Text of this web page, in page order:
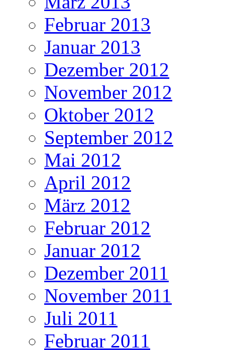
Februar 2013
Januar 2013
Dezember 2012
November 2012
Oktober 2012
September 2012
Mai 2012
April 2012
März 2012
Februar 2012
Januar 2012
Dezember 2011
November 2011
Juli 2011
Februar 2011